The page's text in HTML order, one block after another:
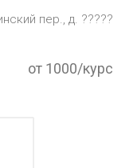
пер., д. ?????
от 1000/курс